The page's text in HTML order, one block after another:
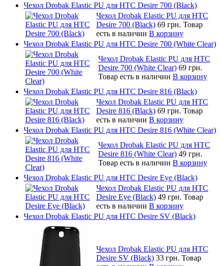
Чехол Drobak Elastic PU для HTC Desire 700 (Black)
Чехол Drobak Elastic PU для HTC
Desire 700 (Black) 69 грн. Товар
есть в наличии В корзину
Чехол Drobak Elastic PU для HTC Desire 700 (White Clear)
Чехол Drobak Elastic PU для HTC
Desire 700 (White Clear) 69 грн.
Товар есть в наличии В корзину
Чехол Drobak Elastic PU для HTC Desire 816 (Black)
Чехол Drobak Elastic PU для HTC
Desire 816 (Black) 69 грн. Товар
есть в наличии В корзину
Чехол Drobak Elastic PU для HTC Desire 816 (White Clear)
Чехол Drobak Elastic PU для HTC
Desire 816 (White Clear) 49 грн.
Товар есть в наличии В корзину
Чехол Drobak Elastic PU для HTC Desire Eye (Black)
Чехол Drobak Elastic PU для HTC
Desire Eye (Black) 49 грн. Товар
есть в наличии В корзину
Чехол Drobak Elastic PU для HTC Desire SV (Black)
Чехол Drobak Elastic PU для HTC
Desire SV (Black) 33 грн. Товар